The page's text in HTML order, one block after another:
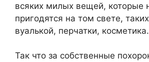
всяких милых вещей, которые
пригодятся на том свете,
вуалькой, перчатки, косметика.
Так что за собственные